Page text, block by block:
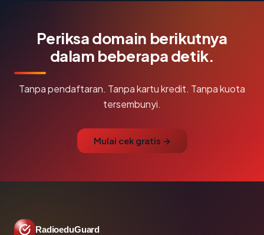
Periksa domain berikutnya
dalam beberapa detik.
Tanpa pendaftaran. Tanpa kartu kredit. Tanpa kuota
tersembunyi.
Mulai cek gratis →
RadioeduGuard